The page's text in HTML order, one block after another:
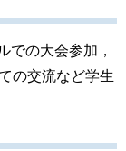
での大会参加，
の交流など学生